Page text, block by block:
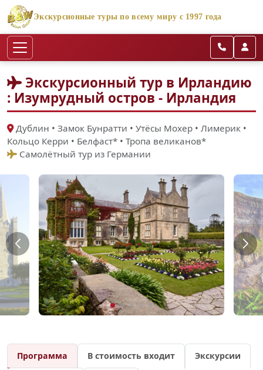
Экскурсионные туры по всему миру с 1997 года
Экскурсионный тур в Ирландию
: Изумрудный остров - Ирландия
Дублин • Замок Бунратти • Утёсы Мохер • Лимерик •
Кольцо Керри • Белфаст* • Тропа великанов*
Самолётный тур из Германии
Программа В стоимость входит Экскурсии